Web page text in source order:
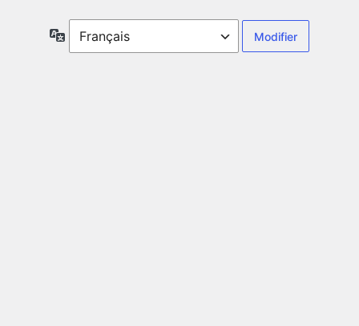
Langue